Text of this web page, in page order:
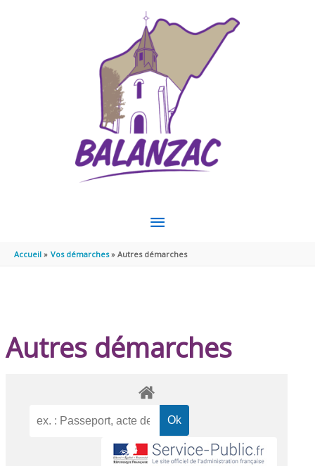
MENU
PRINCIPAL
Accueil Vos démarches Autres démarches
Autres démarches